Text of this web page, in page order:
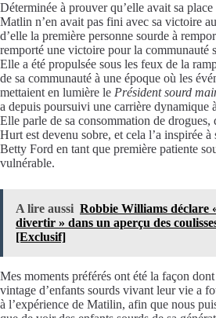
Déterminée à prouver qu’elle avait sa
Matlin n’en avait pas fini avec sa victoire
d’elle la première personne sourde à
remporté une victoire pour la communauté
Elle a été propulsée sous les feux de la
de sa communauté à une époque où les
mettaient en lumière le Président sourd
a depuis poursuivi une carrière dynamique
Elle parle de sa consommation de
Hurt est devenu sobre, et cela l’a inspirée
Betty Ford en tant que première patiente
vulnérable.
A lire aussi Robbie Williams déclare
divertir » dans un aperçu des
[Exclusif]
Mes moments préférés ont été la façon
vintage d’enfants sourds vivant leur vie a
à l’expérience de Matilin, afin que nous